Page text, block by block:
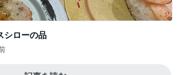
シローの品